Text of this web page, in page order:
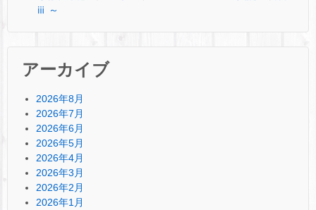
ⅲ ～
アーカイブ
2026年8月
2026年7月
2026年6月
2026年5月
2026年4月
2026年3月
2026年2月
2026年1月